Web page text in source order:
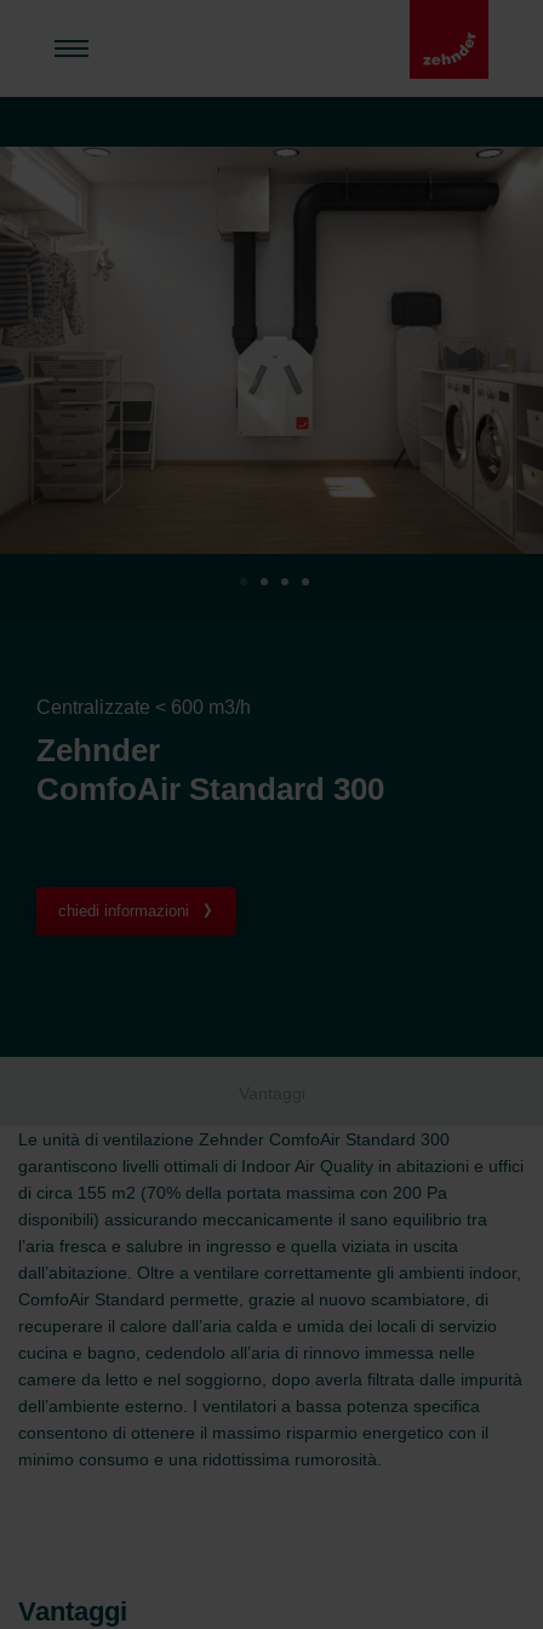
Centralizzate < 600 m3/h
Zehnder
ComfoAir Standard 300
chiedi informazioni
Vantaggi
Le unità di ventilazione Zehnder ComfoAir Standard 300
garantiscono livelli ottimali di Indoor Air Quality in abitazioni e uffici
di circa 155 m2 (70% della portata massima con 200 Pa
disponibili) assicurando meccanicamente il sano equilibrio tra
l’aria fresca e salubre in ingresso e quella viziata in uscita
dall’abitazione. Oltre a ventilare correttamente gli ambienti indoor,
ComfoAir Standard permette, grazie al nuovo scambiatore, di
recuperare il calore dall’aria calda e umida dei locali di servizio
cucina e bagno, cedendolo all’aria di rinnovo immessa nelle
camere da letto e nel soggiorno, dopo averla filtrata dalle impurità
dell’ambiente esterno. I ventilatori a bassa potenza specifica
consentono di ottenere il massimo risparmio energetico con il
minimo consumo e una ridottissima rumorosità.
Vantaggi